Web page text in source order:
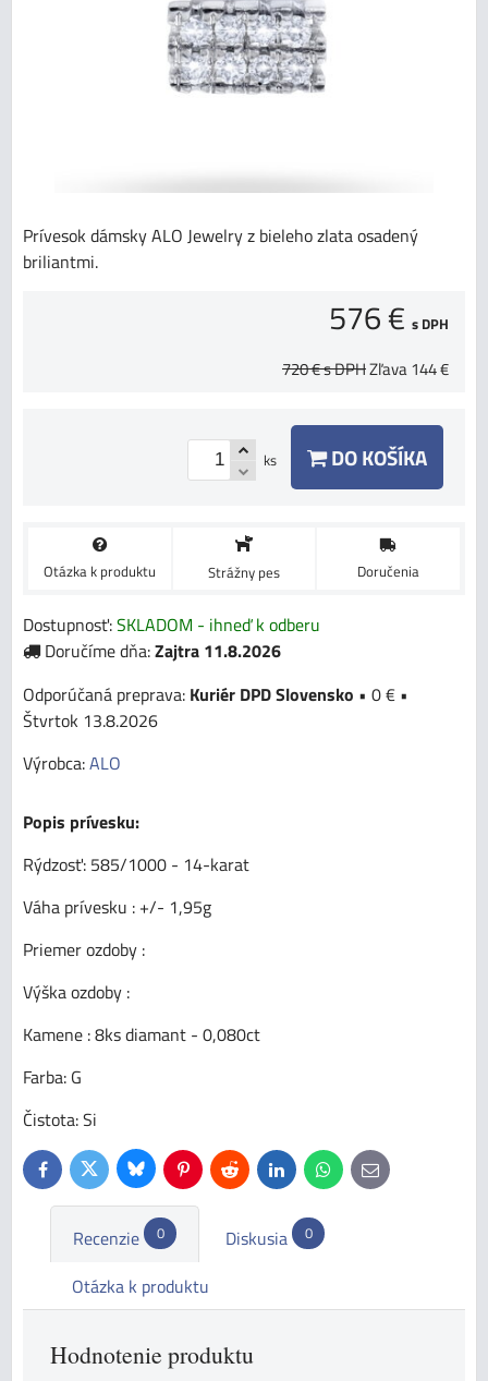
Prívesok dámsky ALO Jewelry z bieleho zlata osadený
briliantmi.
576 € s DPH
720 €s DPHZľava144 €
ks DO KOŠÍKA
Otázka k produktu Strážny pes Doručenia
Dostupnosť:SKLADOM - ihneď k odberu
Doručíme dňa:Zajtra 11.8.2026
Kuriér DPD Slovensko • 0 € •
Štvrtok 13.8.2026
Výrobca:ALO
Popis prívesku:
Rýdzosť: 585/1000 - 14-karat
Váha prívesku : +/- 1,95g
Priemer ozdoby :
Výška ozdoby :
Kamene : 8ks diamant - 0,080ct
Farba: G
Čistota: Si
FacebookTwitterBlueskyPinterestReddit LinkedInWhatsApp
E-
mail
Recenzie 0 Diskusia 0
Otázka k produktu
Hodnotenie produktu